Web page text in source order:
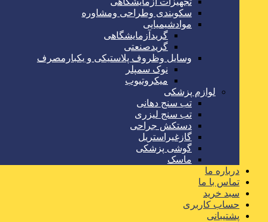
سکوبندی وطراحی ومشاوره
موادشیمیایی
گریدآزمایشگاهی
گریدصنعتی
وسایل وظروف پلاستیکی و یکبارمصرف
نوک سمپلر
میکروتیوب
لوازم پزشکی
تب سنج دهانی
تب سنج لیزری
دستکش جراحی
گازغیراستریل
گوشی پزشکی
ماسک
درباره ما
تماس با ما
سبد خرید
حساب کاربری
پشتیبانی